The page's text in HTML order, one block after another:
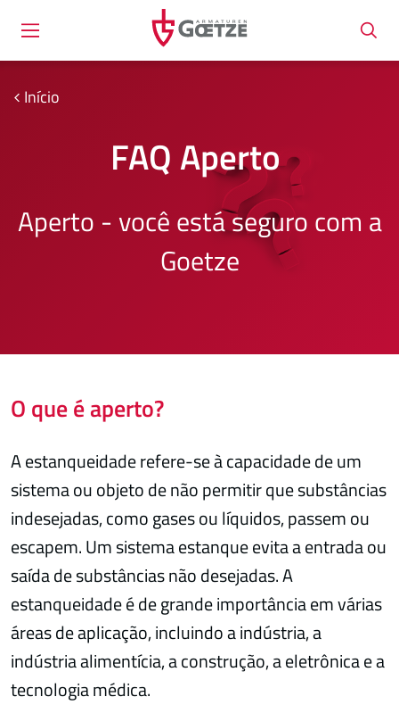
Início
FAQ Aperto
Aperto - você está seguro com a
Goetze
O que é aperto?
A estanqueidade refere-se à capacidade de um
sistema ou objeto de não permitir que substâncias
indesejadas, como gases ou líquidos, passem ou
escapem. Um sistema estanque evita a entrada ou
saída de substâncias não desejadas. A
estanqueidade é de grande importância em várias
áreas de aplicação, incluindo a indústria, a
indústria alimentícia, a construção, a eletrônica e a
tecnologia médica.